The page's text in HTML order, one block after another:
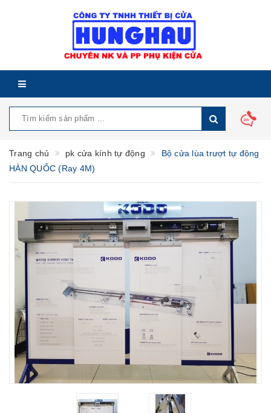
Trang chủ pk cửa kính tự động
Bộ cửa lùa trượt tự động
HÀN QUỐC (Ray 4M)